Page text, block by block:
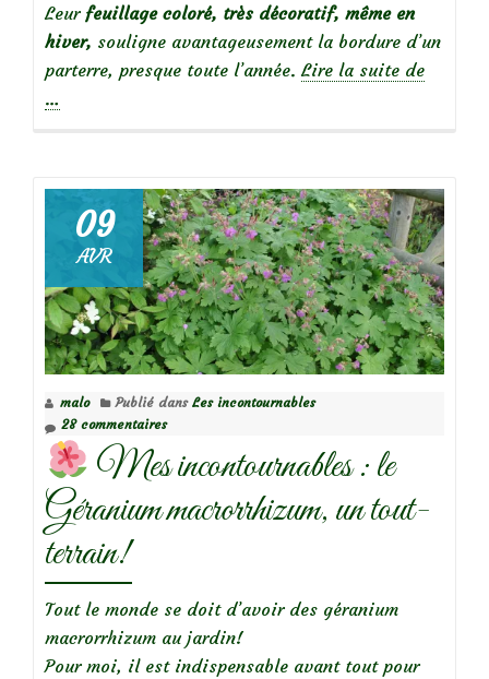
Leur feuillage coloré, très décoratif, même en
hiver, souligne avantageusement la bordure d’un
parterre, presque toute l’année. Lire la suite deà
les
…
09
AVR
malo Publié dans Les incontournables
28 commentaires
Mes incontournables : le
Géranium macrorrhizum, un tout-
terrain!
Tout le monde se doit d’avoir des géranium
macrorrhizum au jardin!
Pour moi, il est indispensable avant tout pour